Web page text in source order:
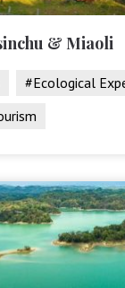
& Miaoli
#Ecological